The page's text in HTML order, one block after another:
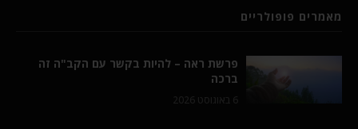
מאמרים פופולריים
פרשת ראה – להיות בקשר עם הקב"ה זה
ברכה
6 באוגוסט 2026